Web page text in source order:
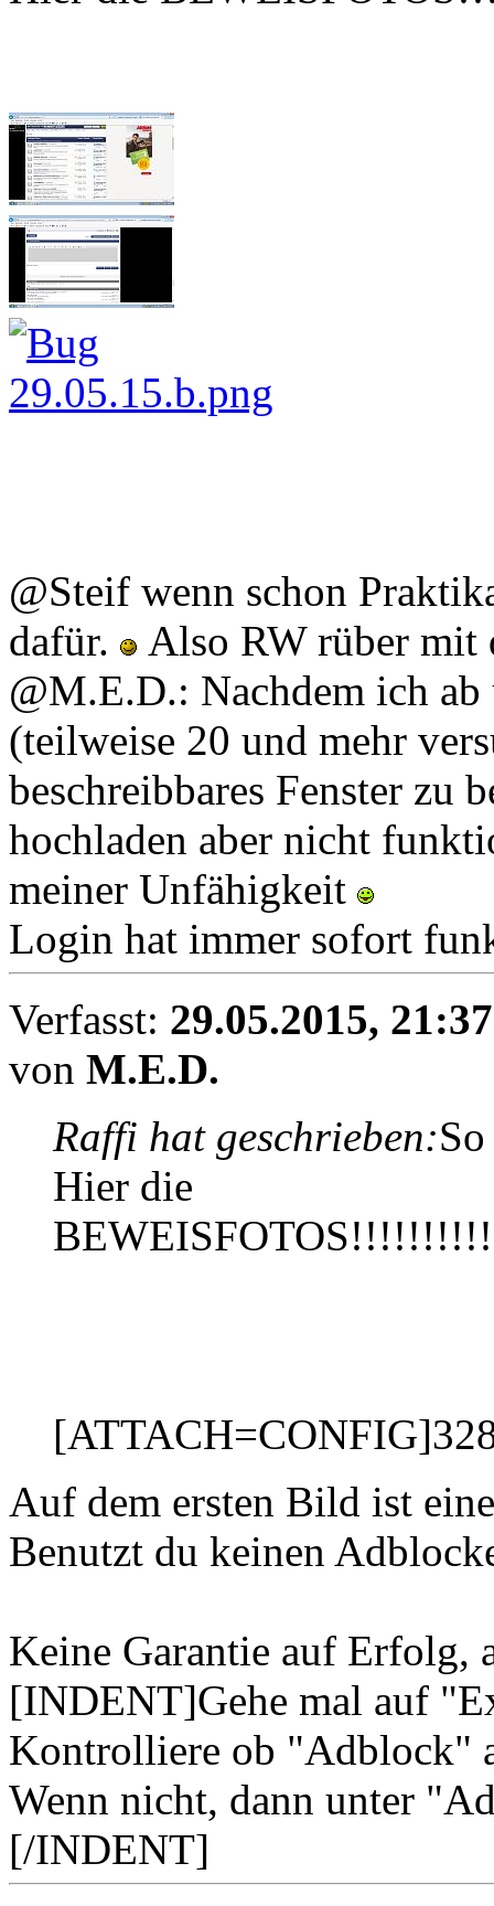
@Steif wenn schon
dafür.
Also RW rüber mit
@M.E.D.: Nachdem ich
(teilweise 20 und mehr
beschreibbares Fenster zu
hochladen aber nicht
meiner Unfähigkeit
Login hat immer sofort
Verfasst: 29.05.2015, 21:37
von M.E.D.
Raffi hat geschrieben:
Hier die
Auf dem ersten Bild ist
Benutzt du keinen
Keine Garantie auf Erfolg,
[INDENT]Gehe mal auf
Kontrolliere ob "Adblock"
Wenn nicht, dann unter
[/INDENT]